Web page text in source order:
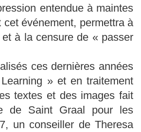
entendue à maintes
cet événement, permettra à
à la censure de « passer
ces dernières années
» et en traitement
textes et des images fait
de Saint Graal pour les
un conseiller de Theresa